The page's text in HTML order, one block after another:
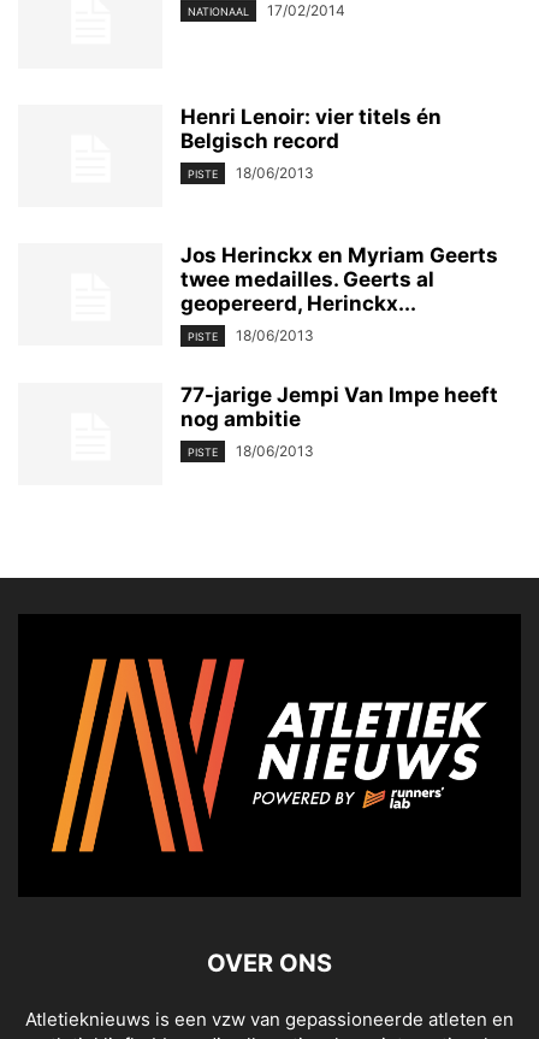
NATIONAAL 17/02/2014
Henri Lenoir: vier titels én
Belgisch record
PISTE 18/06/2013
Jos Herinckx en Myriam Geerts
twee medailles. Geerts al
geopereerd, Herinckx...
PISTE 18/06/2013
77-jarige Jempi Van Impe heeft
nog ambitie
PISTE 18/06/2013
OVER ONS
Atletieknieuws is een vzw van gepassioneerde atleten en